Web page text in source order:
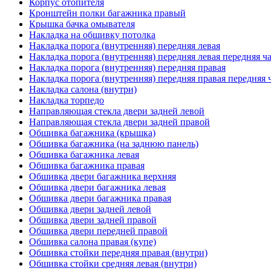
Кронштейн полки багажника правый
Крышка бачка омывателя
Накладка на обшивку потолка
Накладка порога (внутренняя) передняя левая
Накладка порога (внутренняя) передняя левая передняя
Накладка порога (внутренняя) передняя правая
Накладка порога (внутренняя) передняя правая передняя
Накладка салона (внутри)
Накладка торпедо
Направляющая стекла двери задней левой
Направляющая стекла двери задней правой
Обшивка багажника (крышка)
Обшивка багажника (на заднюю панель)
Обшивка багажника левая
Обшивка багажника правая
Обшивка двери багажника верхняя
Обшивка двери багажника левая
Обшивка двери багажника правая
Обшивка двери задней левой
Обшивка двери задней правой
Обшивка двери передней правой
Обшивка салона правая (купе)
Обшивка стойки передняя правая (внутри)
Обшивка стойки средняя левая (внутри)